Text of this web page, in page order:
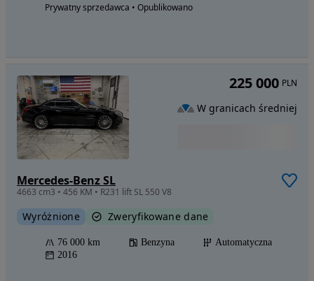
Prywatny sprzedawca • Opublikowano
Mercedes-Benz SL
4663 cm3 • 456 KM • R231 lift SL 550 V8
Wyróżnione Zweryfikowane dane
76 000 km Benzyna
Automatyczna
2016
225 000 PLN
W granicach średniej